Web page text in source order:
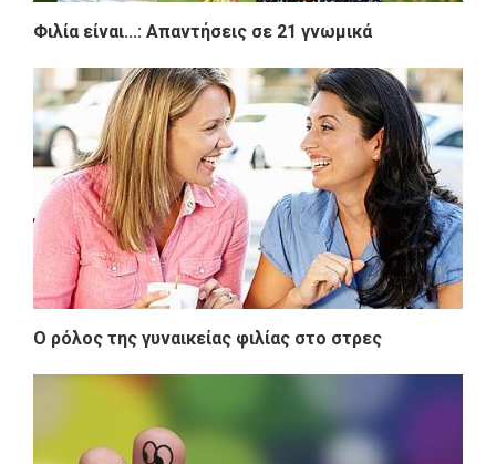
Φιλία είναι...: Απαντήσεις σε 21 γνωμικά
Ο ρόλος της γυναικείας φιλίας στο στρες